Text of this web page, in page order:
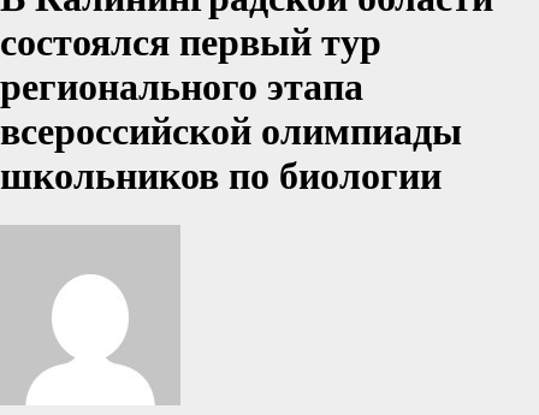
состоялся первый тур
регионального этапа
всероссийской олимпиады
школьников по биологии